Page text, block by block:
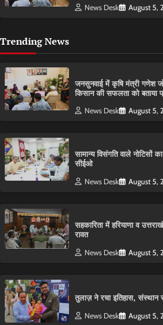
News Desk August 5,
Trending News
जनसुनवाई में कृषि मंत्री गणेश
किसान की सफलता को बताया
News Desk August 5,
सामान्य विसंगति वाले नोटिसों
सीईओ
News Desk August 5,
सहकारिता में हरियाणा व
रावत
News Desk August 5,
तुलाज़ ने रचा इतिहास, संस्थान से
News Desk August 5,